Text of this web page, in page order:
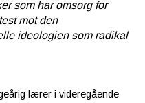
som har omsorg for
mot den
ideologien som radikal
lærer i videregående